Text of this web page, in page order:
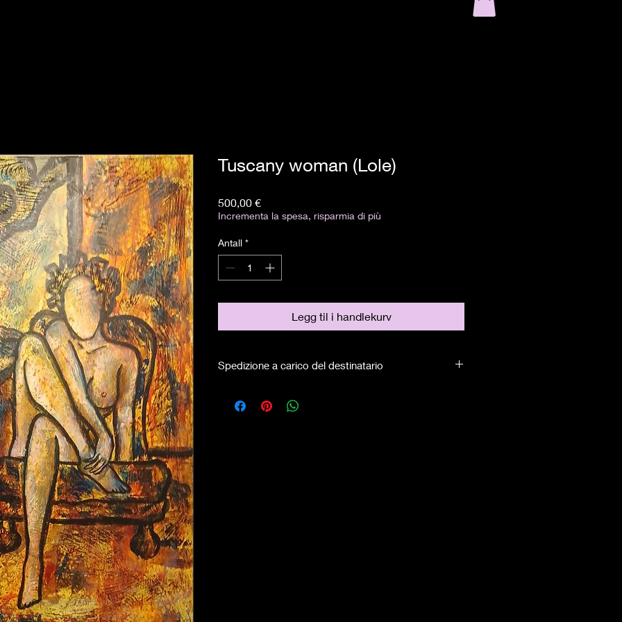
Tuscany woman (Lole)
500,00 €Pris
Incrementa la spesa, risparmia di più
Antall *
Legg til i handlekurv
Spedizione a carico del destinatario